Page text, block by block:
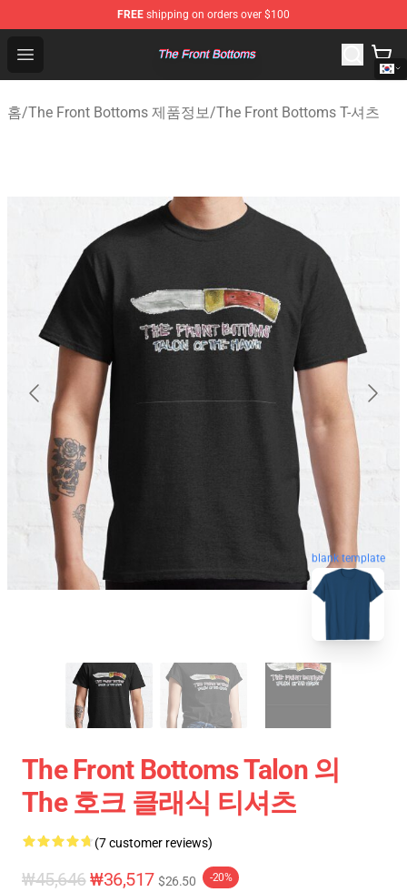
FREE shipping on orders over $100
Open menu
The Front Bottoms Store - Official The Front Bottoms
홈/The Front Bottoms 제품정보/The Front Bottoms T-셔츠
blank template
The Front Bottoms Talon 의
The 호크 클래식 티셔츠
(7 customer reviews)
₩45,646₩36,517 $26.50 -20%